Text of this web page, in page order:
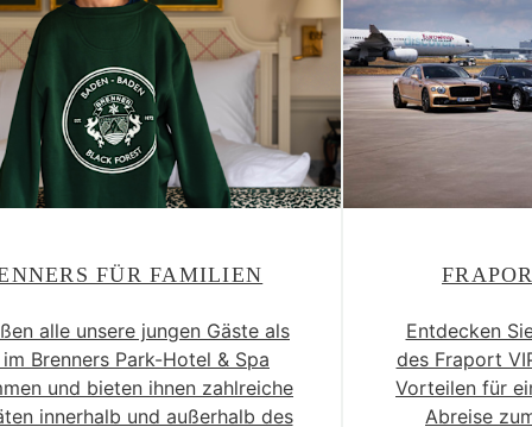
FÜR FAMILIEN
alle unsere jungen Gäste als
im Brenners Park-Hotel & Spa
und bieten ihnen zahlreiche
innerhalb und außerhalb des
Entdecken
des Fraport
Vorteilen für
Abreise